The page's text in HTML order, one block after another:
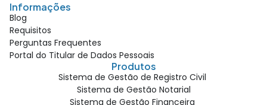
Informações
Blog
Requisitos
Perguntas Frequentes
Portal do Titular de Dados Pessoais
Produtos
Sistema de Gestão de Registro Civil
Sistema de Gestão Notarial
Sistema de Gestão Financeira